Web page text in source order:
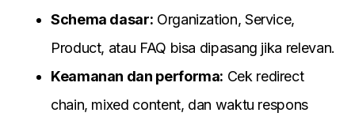
Schema dasar: Organization, Service,
Product, atau FAQ bisa dipasang jika relevan.
Keamanan dan performa: Cek redirect
chain, mixed content, dan waktu respons